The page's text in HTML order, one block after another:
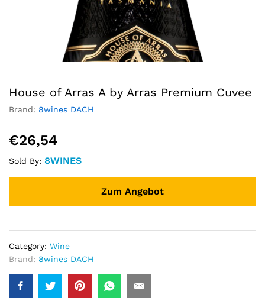
House of Arras A by Arras Premium Cuvee
Brand: 8wines DACH
€26,54
Sold By: 8WINES
Zum Angebot
Category: Wine
Brand: 8wines DACH